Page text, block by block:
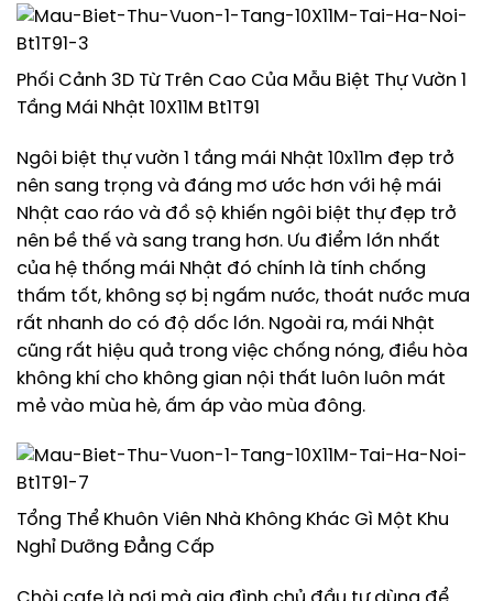
Phối Cảnh 3D Từ Trên Cao Của Mẫu Biệt Thự Vườn 1
Tầng Mái Nhật 10X11M Bt1T91
Ngôi biệt thự vườn 1 tầng mái Nhật 10x11m đẹp trở
nên sang trọng và đáng mơ ước hơn với hệ mái
Nhật cao ráo và đồ sộ khiến ngôi biệt thự đẹp trở
nên bề thế và sang trang hơn. Ưu điểm lớn nhất
của hệ thống mái Nhật đó chính là tính chống
thấm tốt, không sợ bị ngấm nước, thoát nước mưa
rất nhanh do có độ dốc lớn. Ngoài ra, mái Nhật
cũng rất hiệu quả trong việc chống nóng, điều hòa
không khí cho không gian nội thất luôn luôn mát
mẻ vào mùa hè, ấm áp vào mùa đông.
Tổng Thể Khuôn Viên Nhà Không Khác Gì Một Khu
Nghỉ Dưỡng Đẳng Cấp